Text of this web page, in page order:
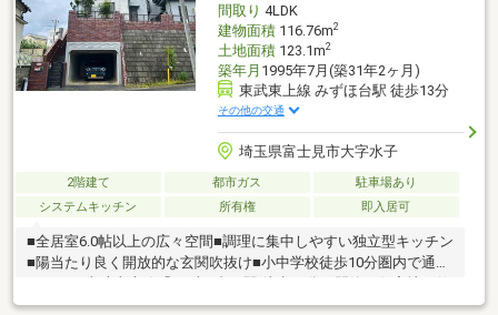
間取り 4LDK
建物面積116.76m2
土地面積123.1m2
築年月 1995年7月(築31年2ヶ月)
東武東上線 みずほ台駅 徒歩13分
その他の交通
埼玉県富士見市大字水子
2階建て 都市ガス
駐車場あり
システムキッチン
所有権 即入居可
■全居室6.0帖以上の広々空間■調理に集中しやすい独立型キッチン
■陽当たり良く開放的な玄関吹抜け■小中学校徒歩10分圏内で通学
ラクラク東武東上線「みずほ台」駅 徒歩13分！閑静な住宅地に佇
む4LDKの中古一戸建住宅。プライベート時間も快適に過ごせる